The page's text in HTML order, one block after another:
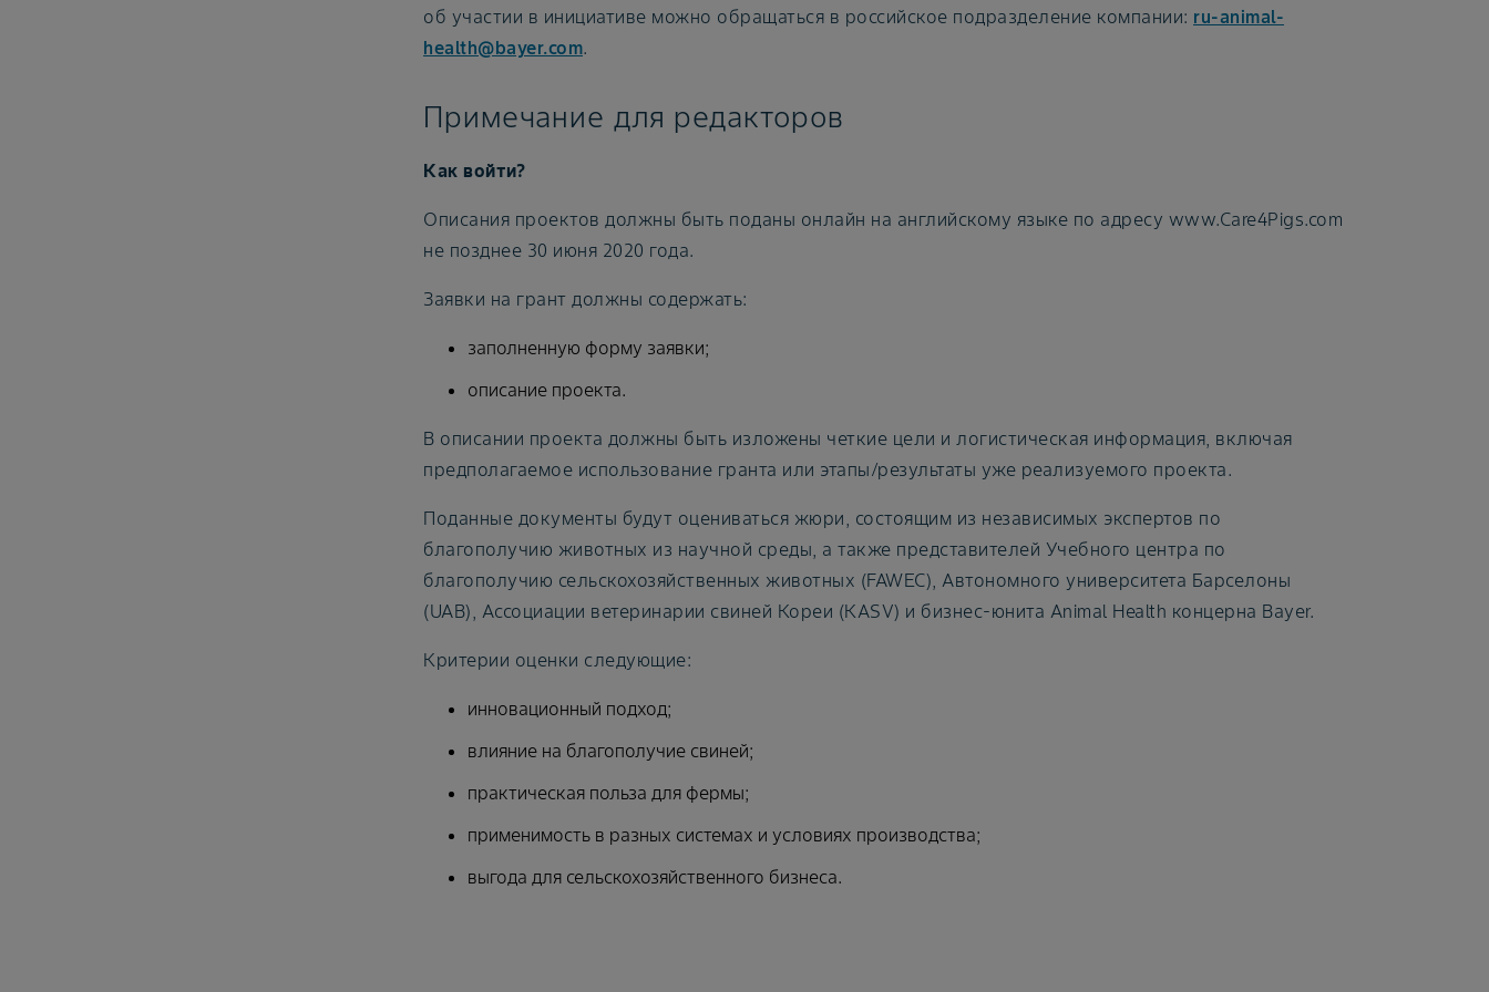
об участии в инициативе можно обращаться в российское подразделение компании: ru-animal-
health@bayer.com.
Примечание для редакторов
Как войти?
Описания проектов должны быть поданы онлайн на английскому языке по адресу www.Care4Pigs.com
не позднее 30 июня 2020 года.
Заявки на грант должны содержать:
заполненную форму заявки;
описание проекта.
В описании проекта должны быть изложены четкие цели и логистическая информация, включая
предполагаемое использование гранта или этапы/результаты уже реализуемого проекта.
Поданные документы будут оцениваться жюри, состоящим из независимых экспертов по
благополучию животных из научной среды, а также представителей Учебного центра по
благополучию сельскохозяйственных животных (FAWEC), Автономного университета Барселоны
(UAB), Ассоциации ветеринарии свиней Кореи (KASV) и бизнес-юнита Animal Health концерна Bayer.
Критерии оценки следующие:
инновационный подход;
влияние на благополучие свиней;
практическая польза для фермы;
применимость в разных системах и условиях производства;
выгода для сельскохозяйственного бизнеса.